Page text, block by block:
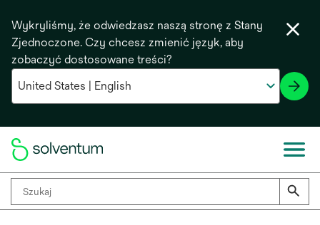
Wykryliśmy, że odwiedzasz naszą stronę z Stany
Zjednoczone. Czy chcesz zmienić język, aby
zobaczyć dostosowane treści?